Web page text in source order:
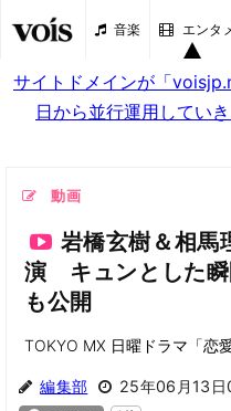
音楽 エンタ
サイトドメインが「
日から並行運用してい
動画
岩橋玄樹＆相馬
演 キュンとした
も公開
TOKYO MX 日曜ドラマ「恋
編集部 25年06月13